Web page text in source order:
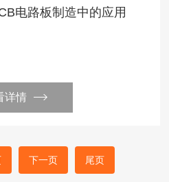
电路板制造中的应用
详情
下一页 尾页